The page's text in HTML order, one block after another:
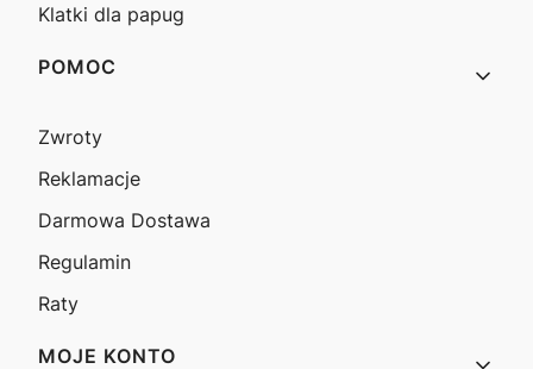
Klatki dla papug
POMOC
Zwroty
Reklamacje
Darmowa Dostawa
Regulamin
Raty
MOJE KONTO